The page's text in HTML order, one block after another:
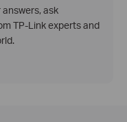
ask
TP-Link experts and